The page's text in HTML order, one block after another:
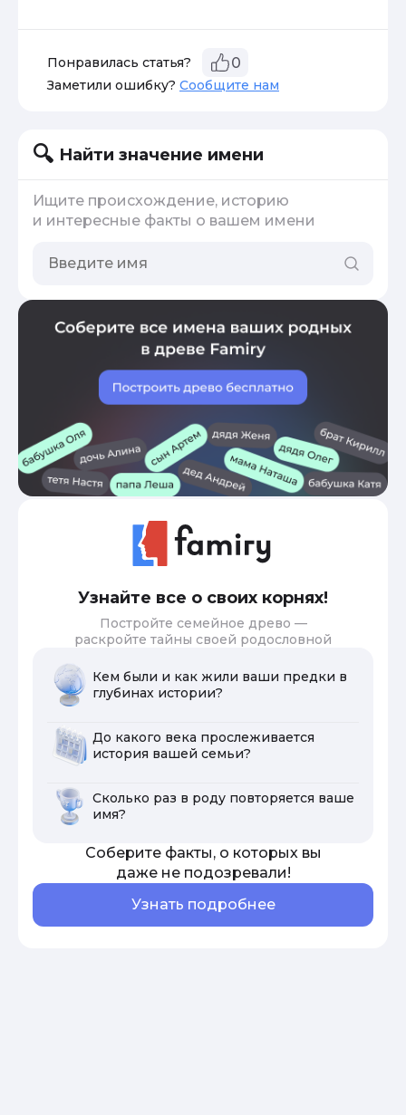
Понравилась статья? 0
Заметили ошибку? Сообщите нам
Найти значение имени
Ищите происхождение, историю
и интересные факты о вашем имени
Узнайте все о своих корнях!
Постройте семейное древо —
раскройте тайны своей родословной
Кем были и как жили ваши предки в
глубинах истории?
До какого века прослеживается
история вашей семьи?
Сколько раз в роду повторяется ваше
имя?
Соберите факты, о которых вы
даже не подозревали!
Узнать подробнее